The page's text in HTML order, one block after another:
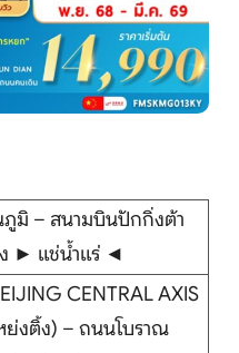
มิ – สนามบินปักกิ่งต้า
► แช่น้ำแร่ ◄
CENTRAL AXIS
ย่งติ้ง) – ถนนโบราณ